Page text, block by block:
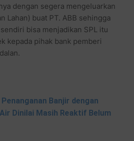
dengan segera mengeluarkan
Lahan) buat PT. ABB sehingga
bisa menjadikan SPL itu
kepada pihak bank pemberi
Banjir dengan
Dinilai Masih Reaktif Belum